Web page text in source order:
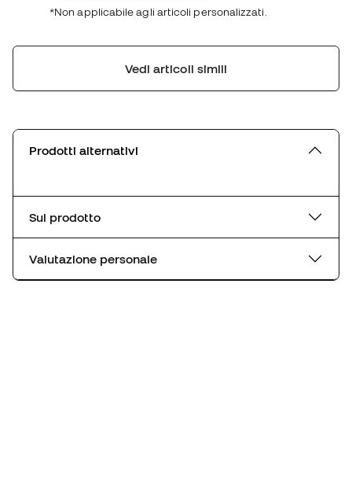
*Non applicabile agli articoli personalizzati.
Vedi articoli simili
Prodotti alternativi
Sul prodotto
Valutazione personale